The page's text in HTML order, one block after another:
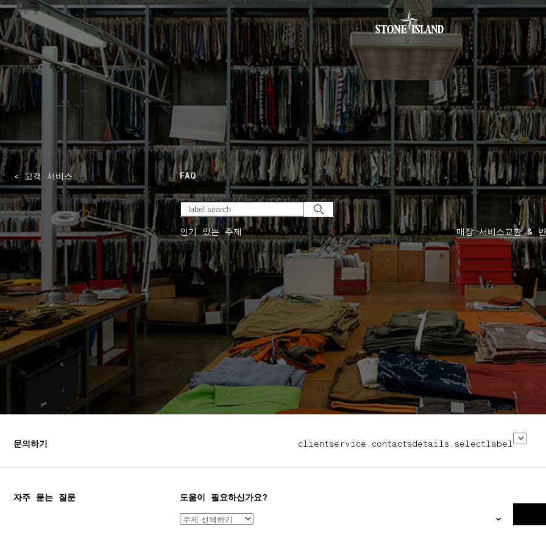
NAVIGATION.ARIA.GOTOMAINCONTENT NAVIGATION.ARIA.GOTOFOOTER
< 고객 서비스 FAQ
인기 있는 주제 매장 서비스교환 &
문의하기 clientservice.contactsdetails.selectlabel
자주 묻는 질문 도움이 필요하신가요?